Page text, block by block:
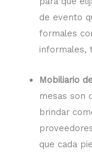
de evento
formales
informales,
Mobiliario
mesas son
brindar
que cada